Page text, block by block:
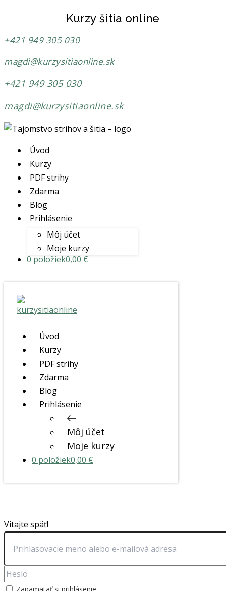
Kurzy šitia online
+421 949 305 030
magdi@kurzysitiaonline.sk
+421 949 305 030
magdi@kurzysitiaonline.sk
Úvod
Kurzy
PDF strihy
Zdarma
Blog
Prihlásenie
Môj účet
Moje kurzy
0 položiek0,00 €
Úvod
Kurzy
PDF strihy
Zdarma
Blog
Prihlásenie
Môj účet
Moje kurzy
0 položiek0,00 €
Vitajte späť!